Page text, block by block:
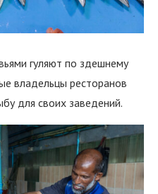
гуляют по здешнему
владельцы ресторанов
для своих заведений.